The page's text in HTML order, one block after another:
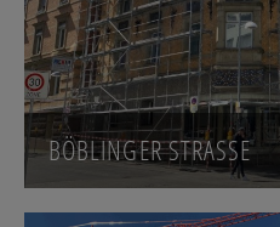
BÖBLINGER STRASSE